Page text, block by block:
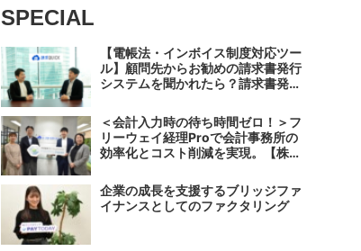
SPECIAL
【電帳法・インボイス制度対応ツー
ル】顧問先からお勧めの請求書発行
システムを聞かれたら？請求書発行
つのシステムで完結する 「請求
QUICK」の魅力に迫る
＜会計入力時の待ち時間ゼロ！＞フ
リーウェイ経理Proで会計事務所の
効率化とコスト削減を実現。【株式
郷税理士法人（経理宅配便事業
部）】
企業の成長を支援するブリッジファ
イナンスとしてのファクタリング